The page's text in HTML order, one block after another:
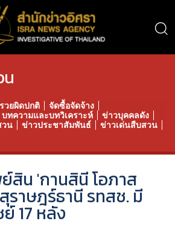
วยผิดปกติ
จัดซื้อจัดจ้าง
บทความและบทวิเคราะห์
ข่าวบุคคลดัง
วน
ข่าวประชาสัมพันธ์
ข่าวเด่นสืบสวน
ย์สิน 'กานสินี โอภาส
ราษฎร์ธานี รทสช. มี
17 หลัง